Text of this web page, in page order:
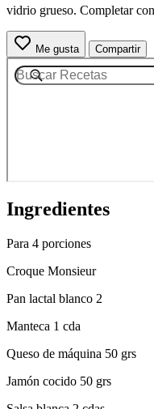
vidrio grueso. Completar
Me gusta Compartir
Ingredientes
Para 4 porciones
Croque Monsieur
Pan lactal blanco 2
Manteca 1 cda
Queso de máquina 50 grs
Jamón cocido 50 grs